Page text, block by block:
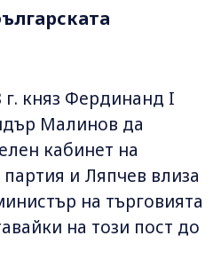
г. княз Фердинанд I
Малинов да
кабинет на
и Ляпчев влиза
на търговията
на този пост до